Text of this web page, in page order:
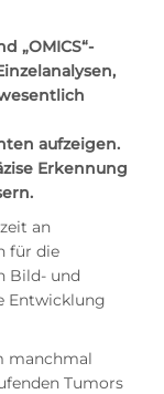
„OMICS“-
aufzeigen.
Erkennung
an
für die
Bild- und
Entwicklung
manchmal
Tumors